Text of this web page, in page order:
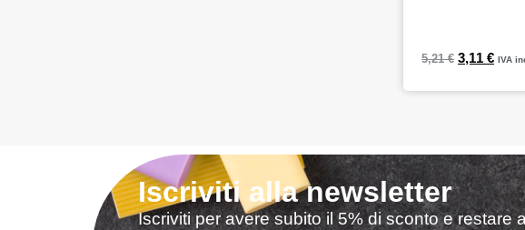
5,21€ 3,11 € IVA
Iscriviti alla newsletter
Iscriviti per avere subito il 5% di sconto e restare